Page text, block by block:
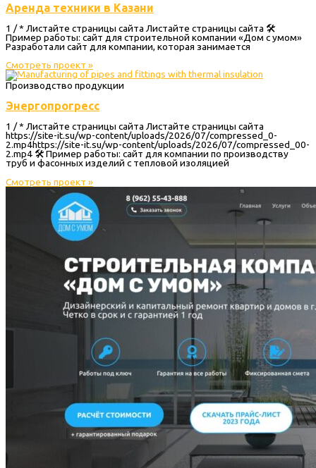
Аренда техники в Казани
1 / * Листайте страницы сайта Листайте страницы сайта 🛠
Пример работы: сайт для строительной компании «Дом с умом»
Разработали сайт для компании, которая занимается
Смотреть проект »
Производство продукции
Энергопрогресс
1 / * Листайте страницы сайта Листайте страницы сайта
https://site-it.su/wp-content/uploads/2026/07/compressed_0-
2.mp4https://site-it.su/wp-content/uploads/2026/07/compressed_00-
2.mp4 🛠 Пример работы: сайт для компании по производству
труб и фасонных изделий с тепловой изоляцией
Смотреть проект »